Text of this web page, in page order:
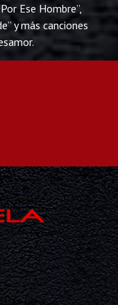
Ese Hombre”,
y más canciones